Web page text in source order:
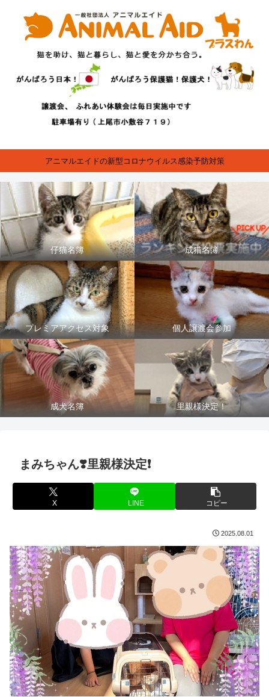
アニマルエイドの新型コロナウイルス感染予防対策
仔猫名簿 成猫名簿
プレミアアクセス対象 個人譲渡会参加
成犬名簿 里親様決定！
まみちゃん❣️里親様決定❗️
X LINE コピー
2025.08.01